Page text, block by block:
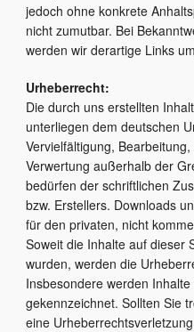
jedoch ohne konkrete
nicht zumutbar. Bei
werden wir derartige Links
Urheberrecht:
Die durch uns erstellten
unterliegen dem deutschen
Vervielfältigung,
Verwertung außerhalb der
bedürfen der schriftlichen
bzw. Erstellers. Downloads
für den privaten, nicht
Soweit die Inhalte auf dieser
wurden, werden die
Insbesondere werden
gekennzeichnet. Sollten Sie
eine